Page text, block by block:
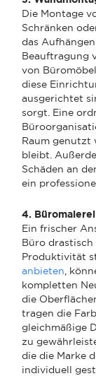
Die Montage
Schränken
das
Beauftragung
von
diese
ausgerichtet
sorgt. Eine
Raum genutzt
bleibt.
Schäden an
ein
4. Büromalerei
Ein frischer
Büro drastisch
Produktivität
anbieten ,
kompletten
die
tragen die
gleichmäßige
zu
die die Marke
individuell